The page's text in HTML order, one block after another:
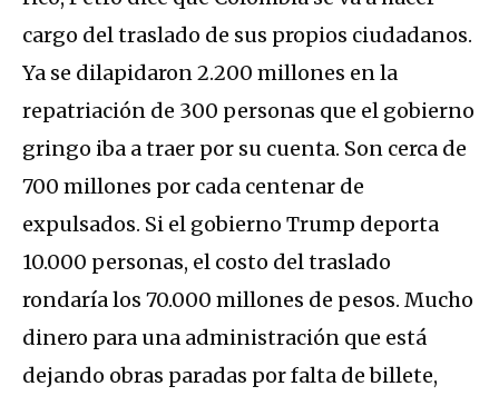
cargo del traslado de sus propios ciudadanos.
Ya se dilapidaron 2.200 millones en la
repatriación de 300 personas que el gobierno
gringo iba a traer por su cuenta. Son cerca de
700 millones por cada centenar de
expulsados. Si el gobierno Trump deporta
10.000 personas, el costo del traslado
rondaría los 70.000 millones de pesos. Mucho
dinero para una administración que está
dejando obras paradas por falta de billete,